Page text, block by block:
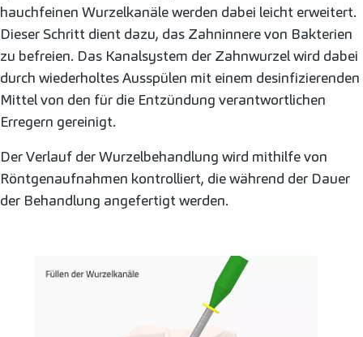
hauchfeinen Wurzelkanäle werden dabei leicht erweitert.
Dieser Schritt dient dazu, das Zahninnere von Bakterien
zu befreien. Das Kanalsystem der Zahnwurzel wird dabei
durch wiederholtes Ausspülen mit einem desinfizierenden
Mittel von den für die Entzündung verantwortlichen
Erregern gereinigt.
Der Verlauf der Wurzelbehandlung wird mithilfe von
Röntgenaufnahmen kontrolliert, die während der Dauer
der Behandlung angefertigt werden.